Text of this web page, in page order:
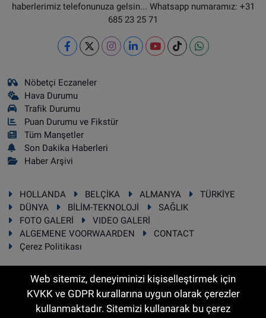
haberlerimiz telefonunuza gelsin... Whatsapp numaramız: +31
685 23 25 71
Nöbetçi Eczaneler
Hava Durumu
Trafik Durumu
Puan Durumu ve Fikstür
Tüm Manşetler
Son Dakika Haberleri
Haber Arşivi
HOLLANDA BELÇİKA ALMANYA
TÜRKİYE
DÜNYA
BİLİM-TEKNOLOJİ
SAĞLIK
FOTO GALERİ
VIDEO GALERİ
ALGEMENE VOORWAARDEN
CONTACT
Çerez Politikası
RSS Copyright © 2025 Sonhaber.eu Her hakkı saklıdır.
Web sitemiz, deneyiminizi kişiselleştirmek için
KVKK ve GDPR kurallarına uygun olarak çerezler
kullanmaktadır. Sitemizi kullanarak bu çerez